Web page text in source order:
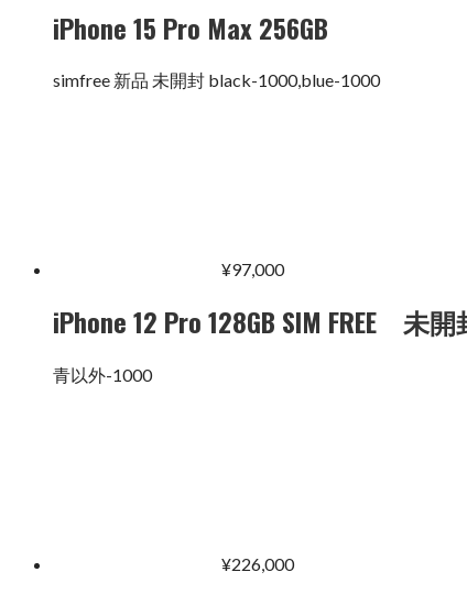
iPhone 15 Pro Max 256GB
simfree 新品 未開封 black-1000,blue-1000
¥97,000
iPhone 12 Pro 128GB SIM FREE 未開
青以外-1000
¥226,000